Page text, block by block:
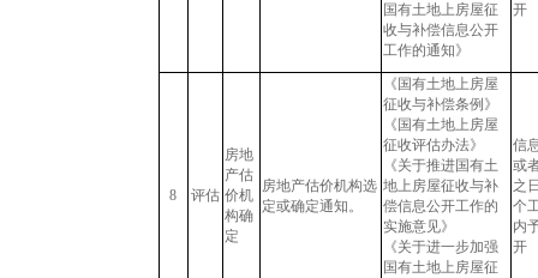
国有土地上房屋征
收与补偿信息公开
工作的通知》
开
8 评估
房地
产估
价机
构确
定
房地产估价机构选
定或确定通知。
《国有土地上房屋
征收与补偿条例》
《国有土地上房屋
征收评估办法》
《关于推进国有土
地上房屋征收与补
偿信息公开工作的
实施意见》
《关于进一步加强
国有土地上房屋征
信
或
之
个
内
开